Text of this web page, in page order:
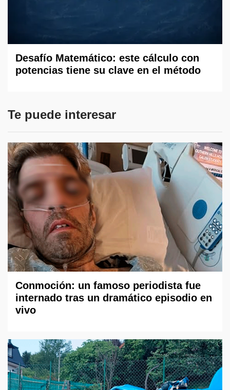
Desafío Matemático: este cálculo con
potencias tiene su clave en el método
Te puede interesar
Conmoción: un famoso periodista fue
internado tras un dramático episodio en
vivo